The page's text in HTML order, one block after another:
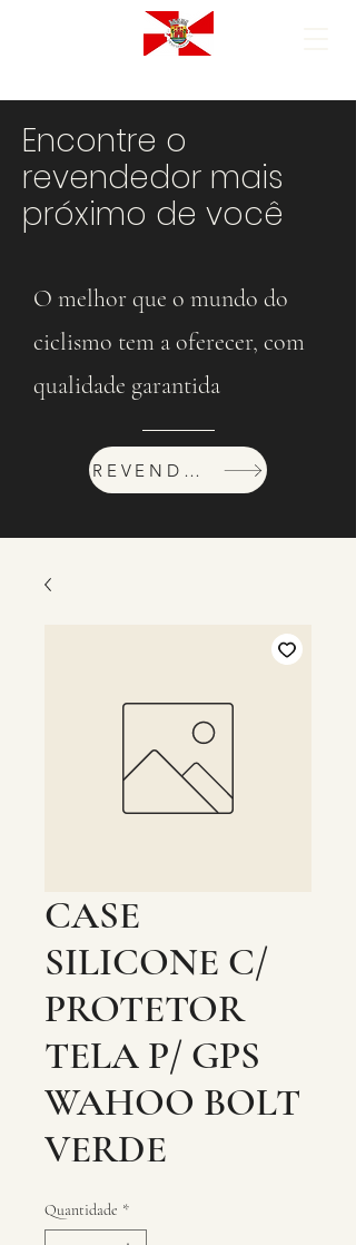
Encontre o
revendedor mais
próximo de você
O melhor que o mundo do
ciclismo tem a oferecer, com
qualidade garantida
REVENDEDORES
CASE
SILICONE C/
PROTETOR
TELA P/ GPS
WAHOO BOLT
VERDE
Quantidade *